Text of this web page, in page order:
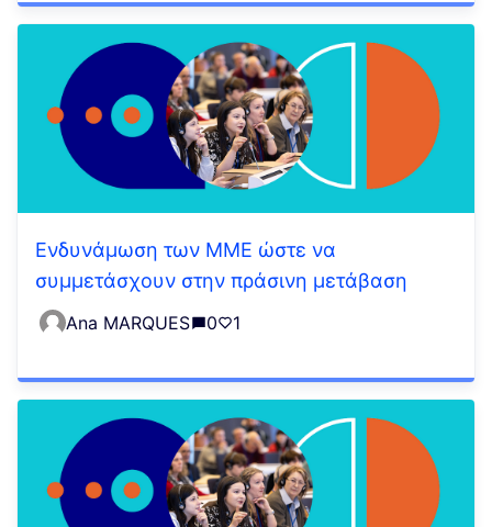
Ενδυνάμωση των ΜΜΕ ώστε να
συμμετάσχουν στην πράσινη μετάβαση
Ana MARQUES 0 1